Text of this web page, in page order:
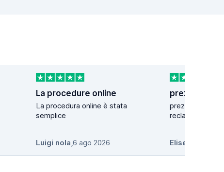
La procedure online
La procedura online è stata
semplice
Luigi nola,6 ago 2026
prezzo ottimo
reclamo
Elise